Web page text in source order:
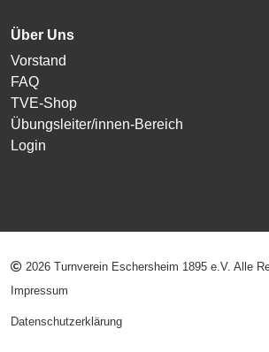
Über Uns
Vorstand
FAQ
TVE-Shop
Übungsleiter/innen-Bereich
Login
2026 Turnverein Eschersheim 1895 e.V. Alle
Impressum
Datenschutzerklärung